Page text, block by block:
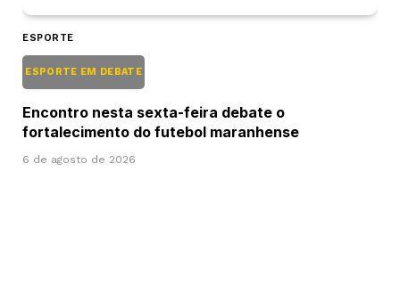
ESPORTE
ESPORTE EM DEBATE
Encontro nesta sexta-feira debate o
fortalecimento do futebol maranhense
6 de agosto de 2026